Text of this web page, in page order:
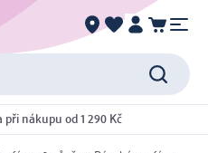
při nákupu od 1 290 Kč